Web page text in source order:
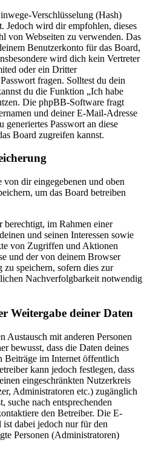
Verschlüsselung (Hash)
Jedoch wird dir empfohlen, dieses
von Webseiten zu verwenden. Das
Benutzerkonto für das Board,
wird dich kein Vertreter
oder ein Dritter
fragen. Solltest du dein
du die Funktion „Ich habe
Die phpBB-Software fragt
und deiner E-Mail-Adresse
generiertes Passwort an diese
Board zugreifen kannst.
von dir eingegebenen und oben
um das Board betreiben
berechtigt, im Rahmen einer
und seinen Interessen sowie
von Zugriffen und Aktionen
und der von deinem Browser
speichern, sofern dies zur
Nachverfolgbarkeit notwendig
Weitergabe deiner Daten
Austausch mit anderen Personen
bewusst, dass die Daten deines
Beiträge im Internet öffentlich
kann jedoch festlegen, dass
eingeschränkten Nutzerkreis
Administratoren etc.) zugänglich
suche nach entsprechenden
den Betreiber. Die E-
dabei jedoch nur für den
Personen (Administratoren)